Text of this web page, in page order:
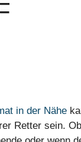
in der Nähe
Retter sein.